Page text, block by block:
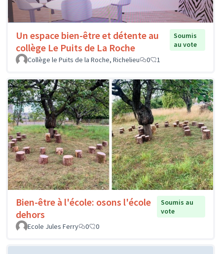
Un espace bien-être et détente au
collège Le Puits de La Roche
Soumis
au vote
Collège le Puits de la Roche, Richelieu
0 1
Bien-être à l'école: osons l'école
dehors
Soumis au
vote
Ecole Jules Ferry
0 0